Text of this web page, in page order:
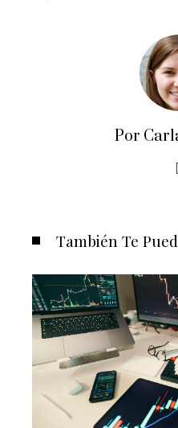
Por
También Te